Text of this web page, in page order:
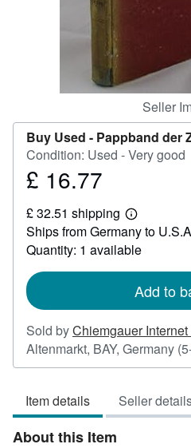
Seller
Buy Used - Pappband der
Condition: Used - Very good
Price
16.77
£ 16.77
£ 32.51 shipping
Learn
more
about
shipping
Ships from Germany to
Quantity: 1 available
Add to
Sold byChiemgauer
Altenmarkt, BAY, Germany
Item details Seller
About this Item